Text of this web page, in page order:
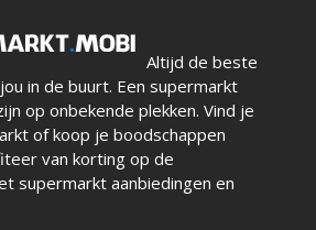
Altijd de beste
in de buurt. Een supermarkt
op onbekende plekken. Vind je
of koop je boodschappen
van korting op de
supermarkt aanbiedingen en